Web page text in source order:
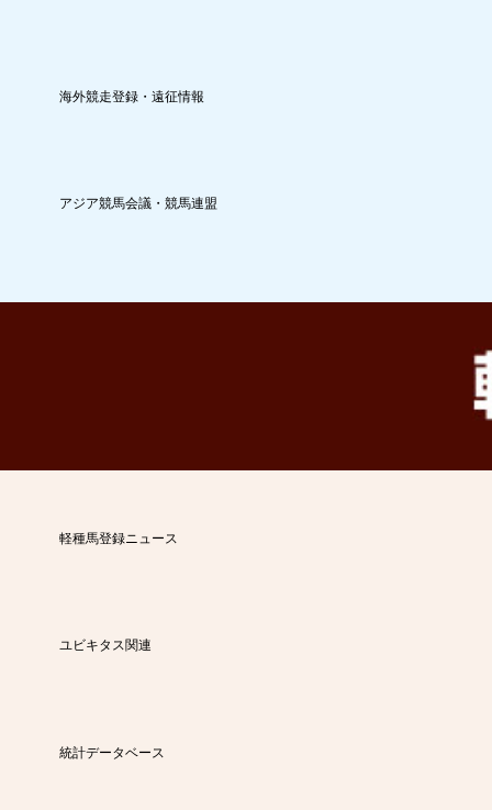
海外競走登録・遠征情報
アジア競馬会議・競馬連盟
軽種馬登録ニュース
ユビキタス関連
統計データベース